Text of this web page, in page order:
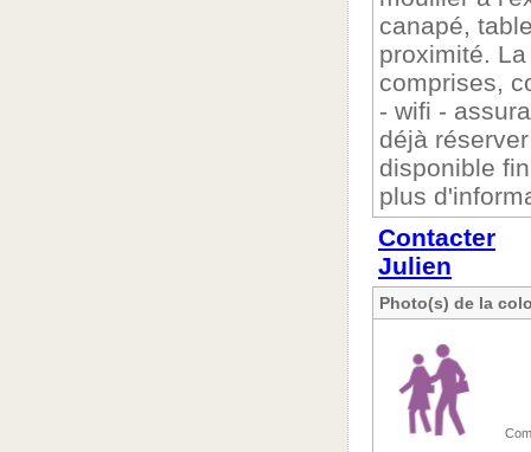
canapé,
proximité.
comprises,
- wifi -
déjà
disponible
plus
Contacter
Julien
Photo(s) de la